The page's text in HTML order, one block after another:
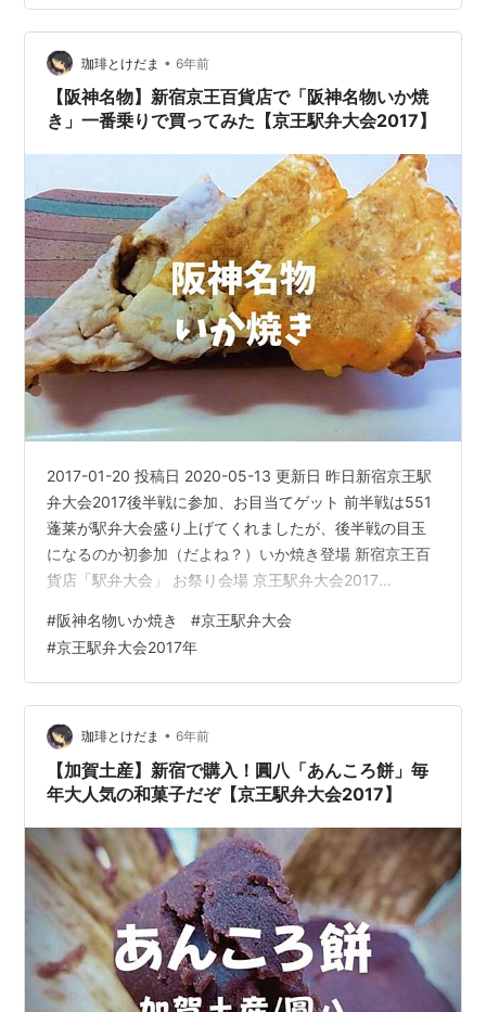
レ 個人的には「赤福と京王百貨店の関係」気になります
2個入り赤福餅 伊勢名物 赤福 赤福餅の誕生は、いまから
およそ300年前の宝永四年（1707年）。赤福餅は、お餅
の上にこし餡（あん）をのせた餅菓子です。形は伊…
珈琲とけだま • 6年前
【阪神名物】新宿京王百貨店で「阪神名物いか焼
き」一番乗りで買ってみた【京王駅弁大会2017】
2017-01-20 投稿日 2020-05-13 更新日 昨日新宿京王駅
弁大会2017後半戦に参加、お目当てゲット 前半戦は551
蓬莱が駅弁大会盛り上げてくれましたが、後半戦の目玉
になるのか初参加（だよね？）いか焼き登場 新宿京王百
貨店「駅弁大会」 お祭り会場 京王駅弁大会2017
切り替わります 両方制覇して初めて一人前かな 過去何回
も大会行ってますが、前半後半を攻めたのは初めて やっ
と一人前になれたような気がする 京王百貨店が一番熱く
なる2週間 阪神名物いか焼 一日平均一万枚 の販売実績を
誇るあの有名店の「いか焼き」と…
#阪神名物いか焼き #京王駅弁大会
#京王駅弁大会2017年
珈琲とけだま • 6年前
【加賀土産】新宿で購入！圓八「あんころ餅」毎
年大人気の和菓子だぞ【京王駅弁大会2017】